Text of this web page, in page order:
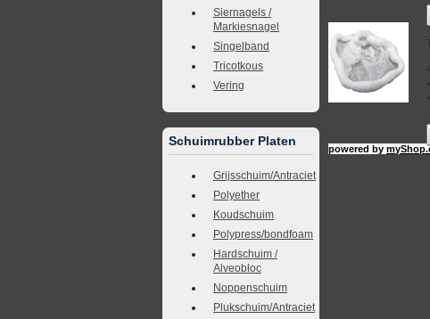
Siernagels /
Markiesnagel
Singelband
Tricotkous
Vering
Schuimrubber Platen
Grijsschuim/Antraciet
Polyether
Koudschuim
Polypress/bondfoam
Hardschuim /
Alveobloc
Noppenschuim
Plukschuim/Antraciet
powered by